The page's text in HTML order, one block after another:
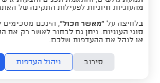
מהעוגיות חיוניות לפעילות התקינה של
בלחיצה על “מאשר הכול”, הינכם מסכימים
סוגי העוגיות. ניתן גם לבחור לאשר רק את
או לנהל את ההעדפות שלכם.
סירוב ניהול העדפות